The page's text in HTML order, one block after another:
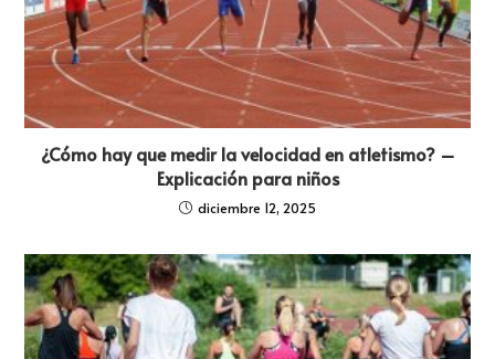
¿Cómo hay que medir la velocidad en atletismo? –
Explicación para niños
diciembre 12, 2025